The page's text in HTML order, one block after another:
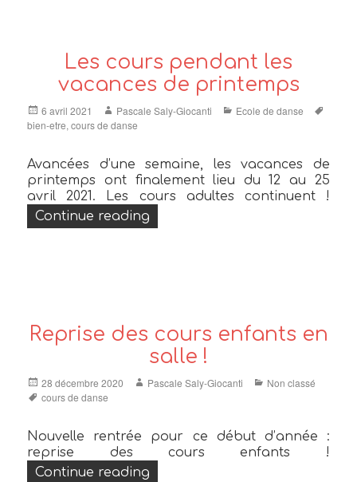
Les cours pendant les
vacances de printemps
Posted
on
6 avril 2021 Author
Pascale Saly-Giocanti Categories
Ecole de danse
bien-etre,cours de danse
Avancées d’une semaine, les vacances de
printemps ont finalement lieu du 12 au 25
avril 2021. Les cours adultes continuent !
Continue reading
Reprise des cours enfants en
salle !
Posted
on
28 décembre 2020 Author
Pascale Saly-Giocanti Categories
Non classé
Tags
cours de danse
Nouvelle rentrée pour ce début d’année :
reprise des cours enfants !
Continue reading